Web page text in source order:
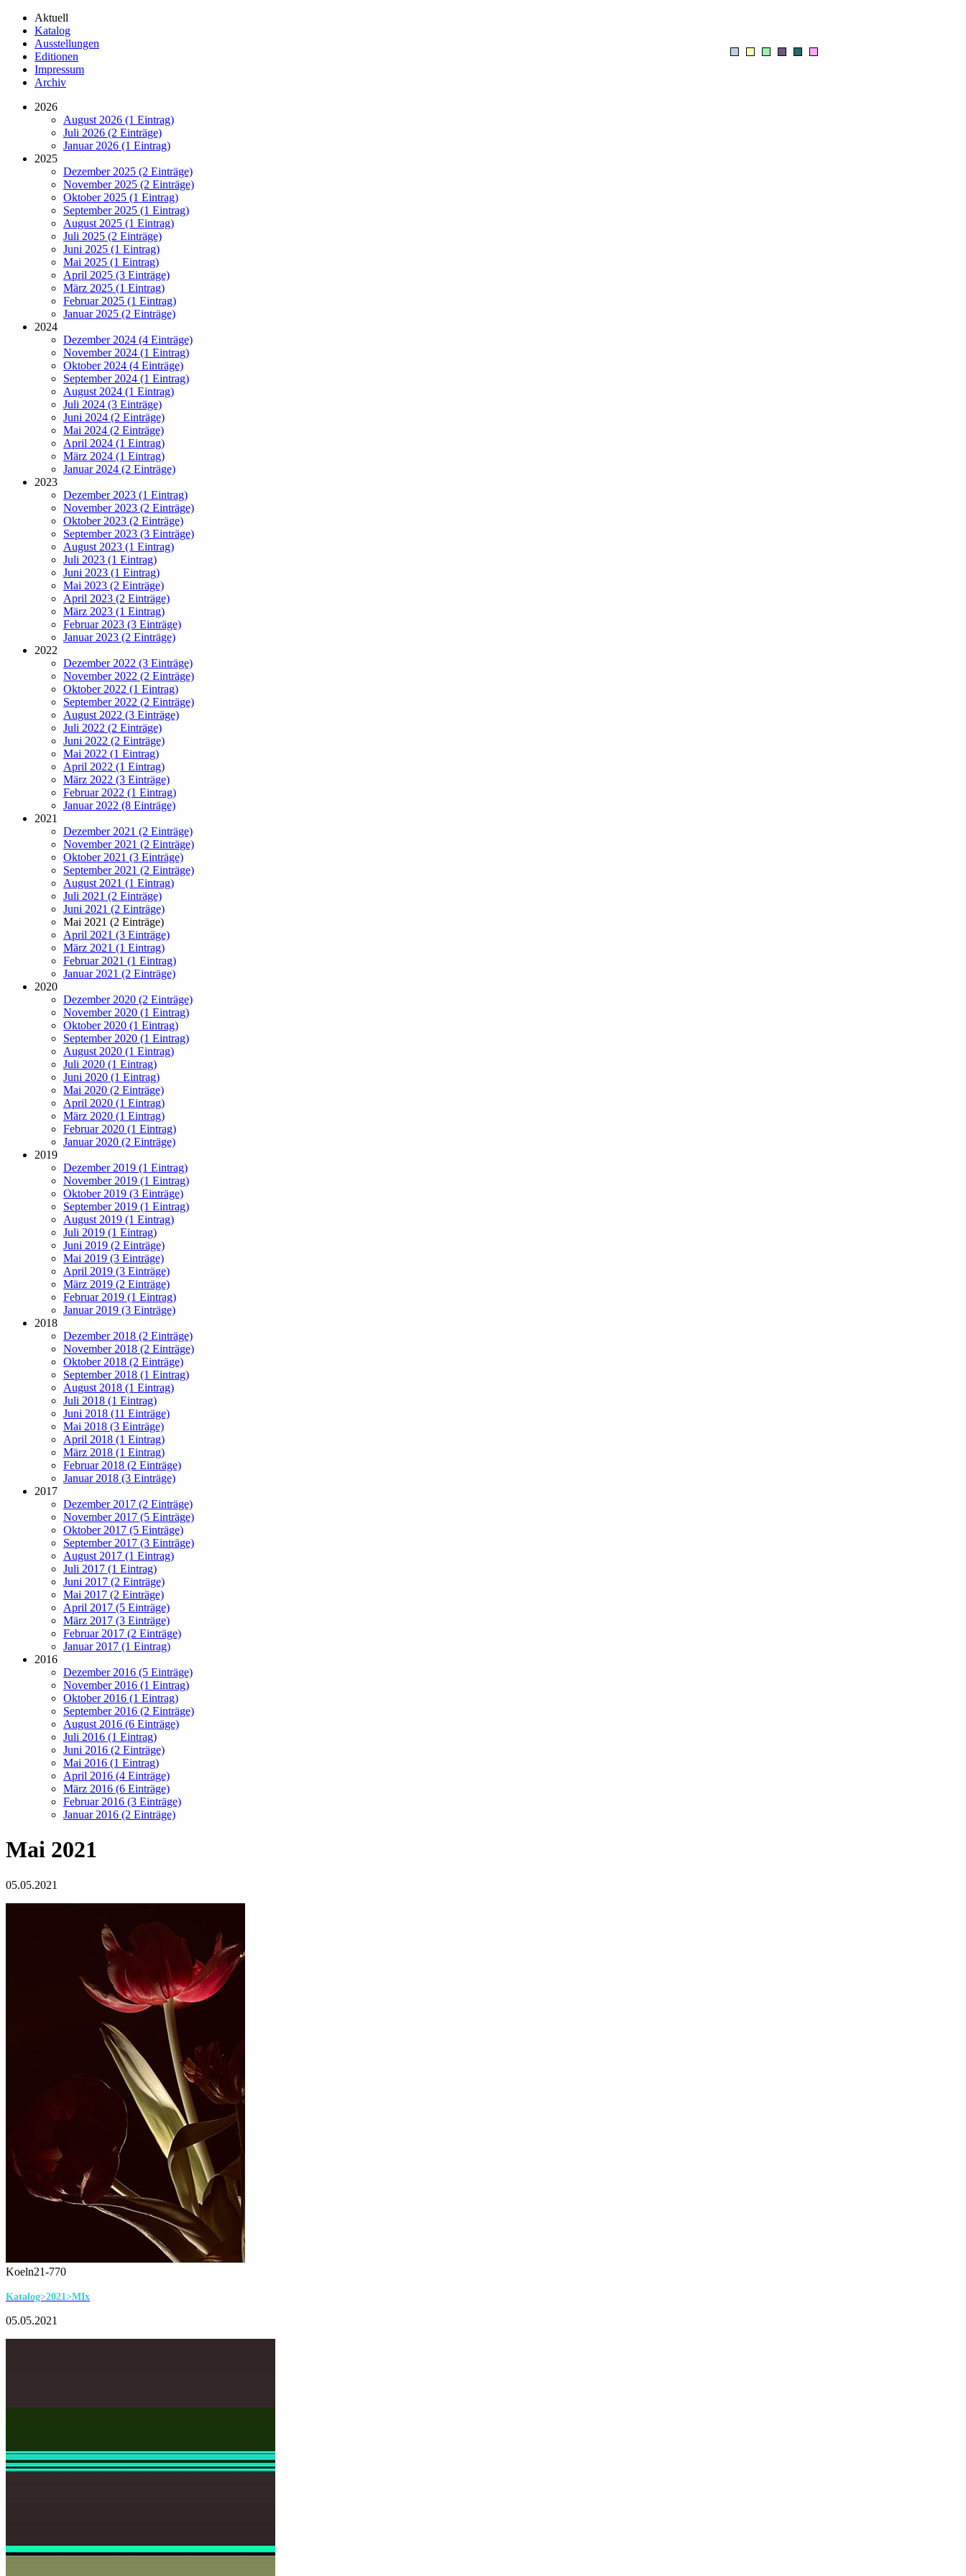
Aktuell
Katalog
Ausstellungen
Editionen
Impressum
Archiv
2026
August 2026 (1 Eintrag)
Juli 2026 (2 Einträge)
Januar 2026 (1 Eintrag)
2025
Dezember 2025 (2 Einträge)
November 2025 (2 Einträge)
Oktober 2025 (1 Eintrag)
September 2025 (1 Eintrag)
August 2025 (1 Eintrag)
Juli 2025 (2 Einträge)
Juni 2025 (1 Eintrag)
Mai 2025 (1 Eintrag)
April 2025 (3 Einträge)
März 2025 (1 Eintrag)
Februar 2025 (1 Eintrag)
Januar 2025 (2 Einträge)
2024
Dezember 2024 (4 Einträge)
November 2024 (1 Eintrag)
Oktober 2024 (4 Einträge)
September 2024 (1 Eintrag)
August 2024 (1 Eintrag)
Juli 2024 (3 Einträge)
Juni 2024 (2 Einträge)
Mai 2024 (2 Einträge)
April 2024 (1 Eintrag)
März 2024 (1 Eintrag)
Januar 2024 (2 Einträge)
2023
Dezember 2023 (1 Eintrag)
November 2023 (2 Einträge)
Oktober 2023 (2 Einträge)
September 2023 (3 Einträge)
August 2023 (1 Eintrag)
Juli 2023 (1 Eintrag)
Juni 2023 (1 Eintrag)
Mai 2023 (2 Einträge)
April 2023 (2 Einträge)
März 2023 (1 Eintrag)
Februar 2023 (3 Einträge)
Januar 2023 (2 Einträge)
2022
Dezember 2022 (3 Einträge)
November 2022 (2 Einträge)
Oktober 2022 (1 Eintrag)
September 2022 (2 Einträge)
August 2022 (3 Einträge)
Juli 2022 (2 Einträge)
Juni 2022 (2 Einträge)
Mai 2022 (1 Eintrag)
April 2022 (1 Eintrag)
März 2022 (3 Einträge)
Februar 2022 (1 Eintrag)
Januar 2022 (8 Einträge)
2021
Dezember 2021 (2 Einträge)
November 2021 (2 Einträge)
Oktober 2021 (3 Einträge)
September 2021 (2 Einträge)
August 2021 (1 Eintrag)
Juli 2021 (2 Einträge)
Juni 2021 (2 Einträge)
Mai 2021 (2 Einträge)
April 2021 (3 Einträge)
März 2021 (1 Eintrag)
Februar 2021 (1 Eintrag)
Januar 2021 (2 Einträge)
2020
Dezember 2020 (2 Einträge)
November 2020 (1 Eintrag)
Oktober 2020 (1 Eintrag)
September 2020 (1 Eintrag)
August 2020 (1 Eintrag)
Juli 2020 (1 Eintrag)
Juni 2020 (1 Eintrag)
Mai 2020 (2 Einträge)
April 2020 (1 Eintrag)
März 2020 (1 Eintrag)
Februar 2020 (1 Eintrag)
Januar 2020 (2 Einträge)
2019
Dezember 2019 (1 Eintrag)
November 2019 (1 Eintrag)
Oktober 2019 (3 Einträge)
September 2019 (1 Eintrag)
August 2019 (1 Eintrag)
Juli 2019 (1 Eintrag)
Juni 2019 (2 Einträge)
Mai 2019 (3 Einträge)
April 2019 (3 Einträge)
März 2019 (2 Einträge)
Februar 2019 (1 Eintrag)
Januar 2019 (3 Einträge)
2018
Dezember 2018 (2 Einträge)
November 2018 (2 Einträge)
Oktober 2018 (2 Einträge)
September 2018 (1 Eintrag)
August 2018 (1 Eintrag)
Juli 2018 (1 Eintrag)
Juni 2018 (11 Einträge)
Mai 2018 (3 Einträge)
April 2018 (1 Eintrag)
März 2018 (1 Eintrag)
Februar 2018 (2 Einträge)
Januar 2018 (3 Einträge)
2017
Dezember 2017 (2 Einträge)
November 2017 (5 Einträge)
Oktober 2017 (5 Einträge)
September 2017 (3 Einträge)
August 2017 (1 Eintrag)
Juli 2017 (1 Eintrag)
Juni 2017 (2 Einträge)
Mai 2017 (2 Einträge)
April 2017 (5 Einträge)
März 2017 (3 Einträge)
Februar 2017 (2 Einträge)
Januar 2017 (1 Eintrag)
2016
Dezember 2016 (5 Einträge)
November 2016 (1 Eintrag)
Oktober 2016 (1 Eintrag)
September 2016 (2 Einträge)
August 2016 (6 Einträge)
Juli 2016 (1 Eintrag)
Juni 2016 (2 Einträge)
Mai 2016 (1 Eintrag)
April 2016 (4 Einträge)
März 2016 (6 Einträge)
Februar 2016 (3 Einträge)
Januar 2016 (2 Einträge)
Mai 2021
05.05.2021
Koeln21-770
Katalog>2021>MIx
05.05.2021